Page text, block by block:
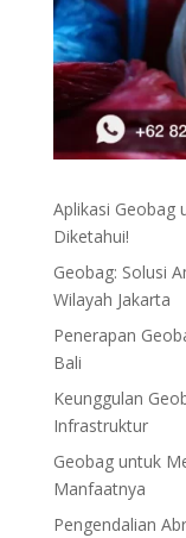
Aplikasi Geobag
Diketahui!
Geobag: Solusi
Wilayah Jakarta
Penerapan
Bali
Keunggulan
Infrastruktur
Geobag untuk
Manfaatnya
Pengendalian